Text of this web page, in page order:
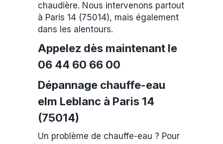
chaudière. Nous intervenons partout
à Paris 14 (75014), mais également
dans les alentours.
Appelez dès maintenant le
06 44 60 66 00
Dépannage chauffe-eau
elm Leblanc à Paris 14
(75014)
Un problème de chauffe-eau ? Pour